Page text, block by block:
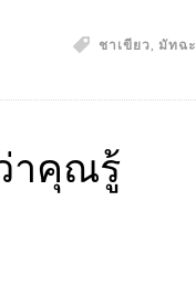
ชาเขียว, มัทฉะ
าคุณรู้